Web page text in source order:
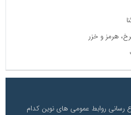
هرمز و خزر
رسانی روابط عمومی های نوین کدام